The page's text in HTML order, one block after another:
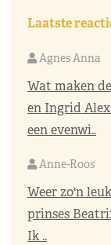
Laatste
Agnes Anna
Wat maken
en Ingrid
een evenwi..
Anne-Roos
Weer zo'n
prinses
Ik ..